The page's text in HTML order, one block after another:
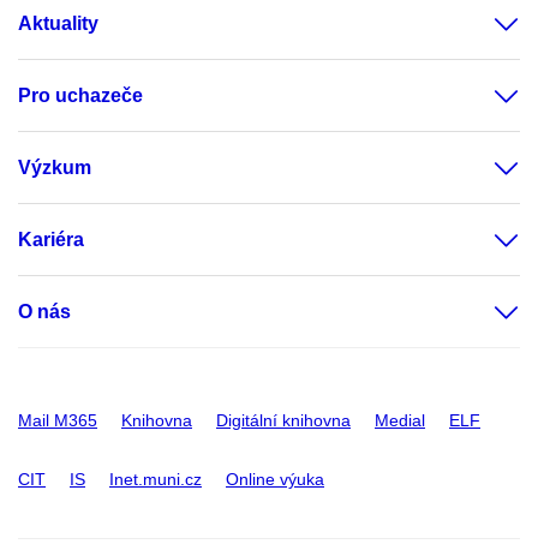
Aktuality
Pro uchazeče
Výzkum
Kariéra
O nás
Mail M365 Knihovna Digitální knihovna Medial ELF
CIT IS Inet.muni.cz Online výuka